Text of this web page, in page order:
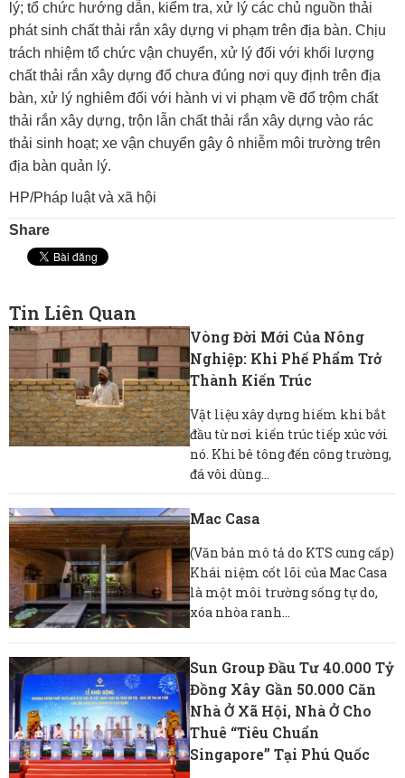
lý; tổ chức hướng dẫn, kiểm tra, xử lý các chủ nguồn thải
phát sinh chất thải rắn xây dựng vi phạm trên địa bàn. Chịu
trách nhiệm tổ chức vận chuyển, xử lý đối với khối lượng
chất thải rắn xây dựng đổ chưa đúng nơi quy định trên địa
bàn, xử lý nghiêm đối với hành vi vi phạm về đổ trộm chất
thải rắn xây dựng, trộn lẫn chất thải rắn xây dựng vào rác
thải sinh hoạt; xe vận chuyển gây ô nhiễm môi trường trên
địa bàn quản lý.
HP/Pháp luật và xã hội
Share
Tin Liên Quan
Vòng Đời Mới Của Nông
Nghiệp: Khi Phế Phẩm Trở
Thành Kiến Trúc
Vật liệu xây dựng hiếm khi bắt
đầu từ nơi kiến ​​trúc tiếp xúc với
nó. Khi bê tông đến công trường,
đá vôi dùng...
Mac Casa
(Văn bản mô tả do KTS cung cấp)
Khái niệm cốt lõi của Mac Casa
là một môi trường sống tự do,
xóa nhòa ranh...
Sun Group Đầu Tư 40.000 Tỷ
Đồng Xây Gần 50.000 Căn
Nhà Ở Xã Hội, Nhà Ở Cho
Thuê “tiêu Chuẩn
Singapore” Tại Phú Quốc